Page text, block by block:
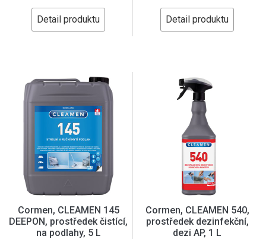
Detail produktu Detail produktu
Cormen, CLEAMEN 145
DEEPON, prostředek čistící,
na podlahy, 5 L
Cormen, CLEAMEN 540,
prostředek dezinfekční,
dezi AP, 1 L